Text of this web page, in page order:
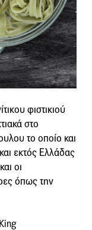
φιστικιού
στο
το οποίο και
εκτός Ελλάδας
οι
όπως την